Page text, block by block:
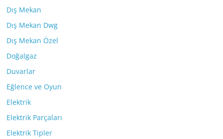
Dış Mekan
Dış Mekan Dwg
Dış Mekan Özel
Doğalgaz
Duvarlar
Eğlence ve Oyun
Elektrik
Elektrik Parçaları
Elektrik Tipler